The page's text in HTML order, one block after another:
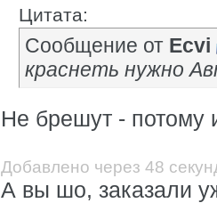
Цитата:
Сообщение от Ecvi
краснеть нужно
Не брешут - потому
Добавлено через 48
А вы шо, заказали